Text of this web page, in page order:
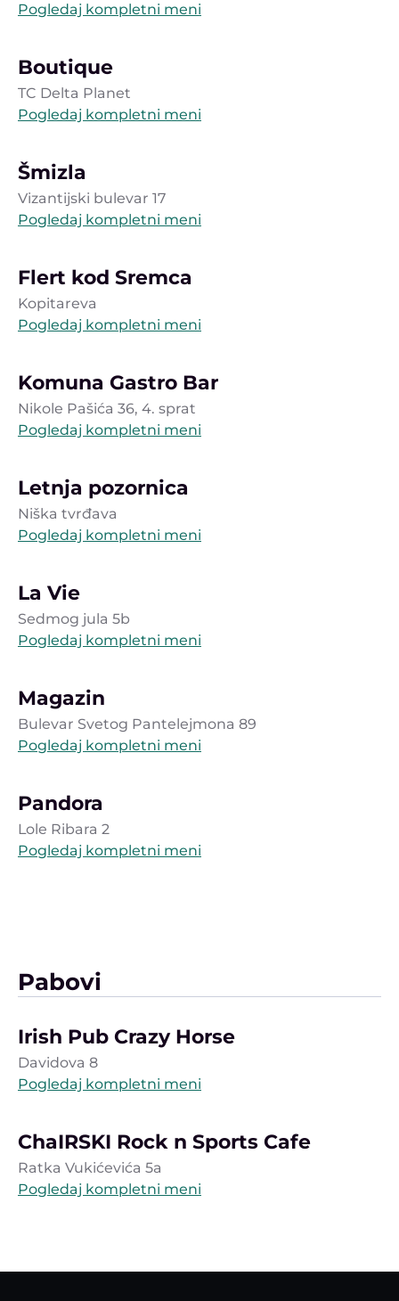
Pogledaj kompletni meni
Boutique
TC Delta Planet
Pogledaj kompletni meni
Šmizla
Vizantijski bulevar 17
Pogledaj kompletni meni
Flert kod Sremca
Kopitareva
Pogledaj kompletni meni
Komuna Gastro Bar
Nikole Pašića 36, 4. sprat
Pogledaj kompletni meni
Letnja pozornica
Niška tvrđava
Pogledaj kompletni meni
La Vie
Sedmog jula 5b
Pogledaj kompletni meni
Magazin
Bulevar Svetog Pantelejmona 89
Pogledaj kompletni meni
Pandora
Lole Ribara 2
Pogledaj kompletni meni
Pabovi
Irish Pub Crazy Horse
Davidova 8
Pogledaj kompletni meni
ChaIRSKI Rock n Sports Cafe
Ratka Vukićevića 5a
Pogledaj kompletni meni